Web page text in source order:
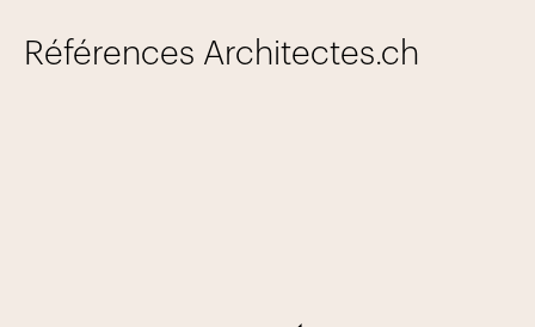
Références Architectes.ch